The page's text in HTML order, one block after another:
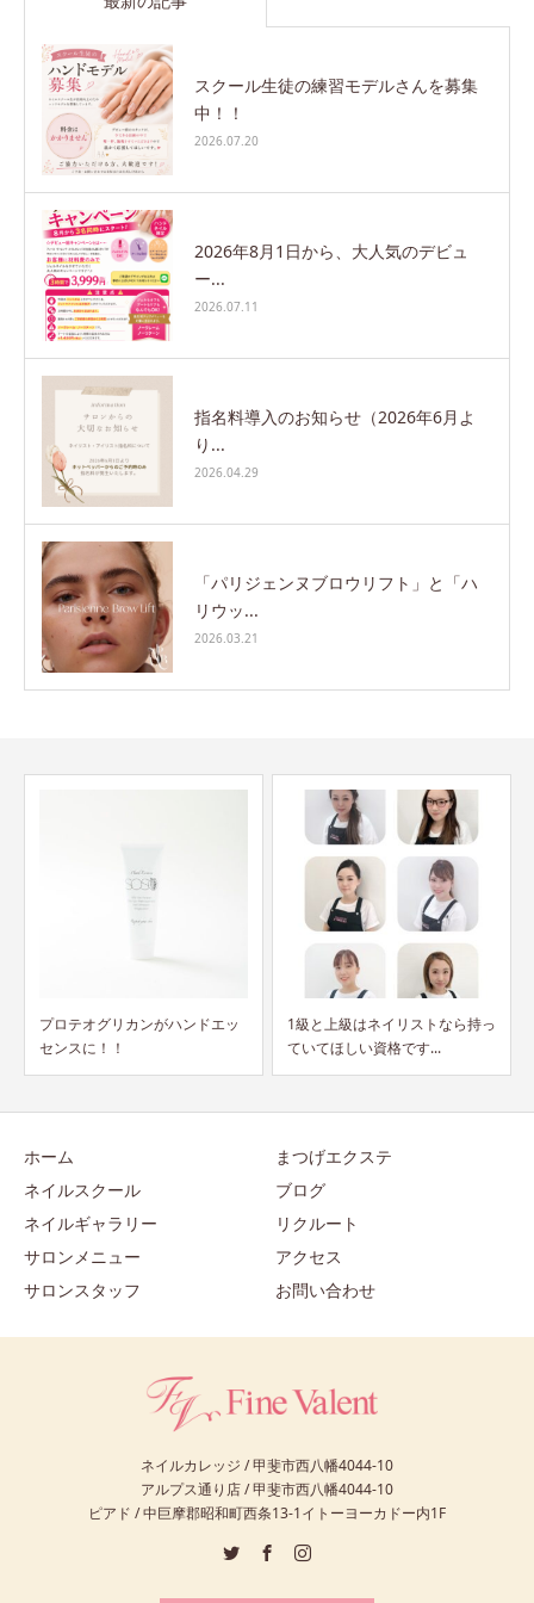
スクール生徒の練習モデルさんを募集
中！！
2026.07.20
2026年8月1日から、大人気のデビュ
ー...
2026.07.11
指名料導入のお知らせ（2026年6月よ
り...
2026.04.29
「パリジェンヌブロウリフト」と「ハ
リウッ...
2026.03.21
1級と上級はネイリストなら持っ
ていてほしい資格です...
JNA認定校とは？
ホーム
ネイルスクール
ネイルギャラリー
サロンメニュー
サロンスタッフ
まつげエクステ
ブログ
リクルート
アクセス
お問い合わせ
ネイルカレッジ / 甲斐市西八幡4044-10
アルプス通り店 / 甲斐市西八幡4044-10
ピアド / 中巨摩郡昭和町西条13-1イトーヨーカドー内1F